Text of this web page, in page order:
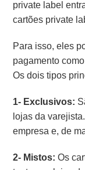
private label
cartões private
Para isso, eles
pagamento
Os dois tipos
1- Exclusivos:
lojas da
empresa e, de
2- Mistos: Os